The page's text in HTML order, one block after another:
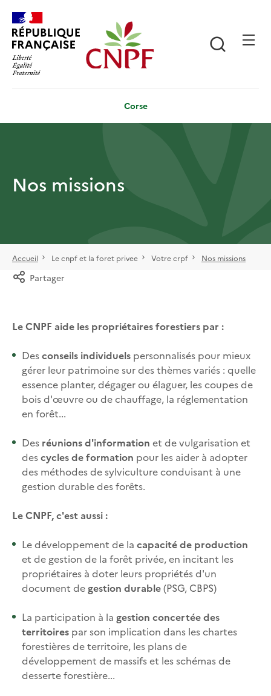
contenu
principal
Corse
Nos missions
Accueil Le cnpf et la foret privee Votre crpf Nos missions
Partager
Le CNPF aide les propriétaires forestiers par :
Desconseils individuels personnalisés pour mieux
gérer leur patrimoine sur des thèmes variés : quelle
essence planter, dégager ou élaguer, les coupes de
bois d'œuvre ou de chauffage, la réglementation
en forêt...
Des réunions d'information et de vulgarisation et
descycles de formation pour les aider à adopter
des méthodes de sylviculture conduisant à une
gestion durable des forêts.
Le CNPF, c'est aussi :
Le développement de la capacité de production
et de gestion de la forêt privée, en incitant les
propriétaires à doter leurs propriétés d'un
document de gestion durable(PSG, CBPS)
La participation à la gestion concertée des
territoires par son implication dans les chartes
forestières de territoire, les plans de
développement de massifs et les schémas de
desserte forestière...